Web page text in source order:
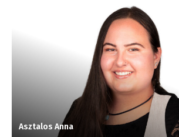
Asztalos Anna